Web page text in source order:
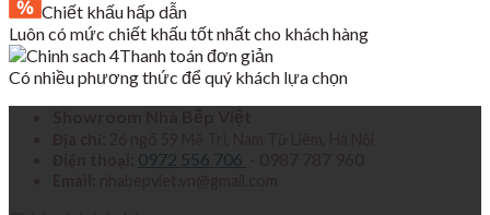
Chiết khấu hấp dẫn
Luôn có mức chiết khấu tốt nhất cho khách hàng
Thanh toán đơn giản
Có nhiều phương thức để quý khách lựa chọn
0972 556 706